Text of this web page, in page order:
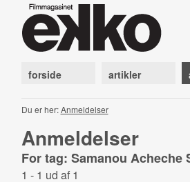
forside artikler
Du er her:Anmeldelser
Anmeldelser
For tag: Samanou Acheche
1 - 1 ud af 1